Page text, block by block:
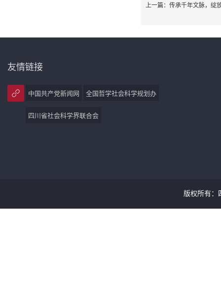
上一篇： 传承千年文脉，绽
友情链接
中国共产党新闻网 全国哲学社会科学规划办
四川省社会科学界联合会
版权所有：